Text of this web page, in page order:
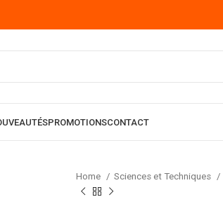
PROMOTIONSCONTACT
Home Sciences et Techniques